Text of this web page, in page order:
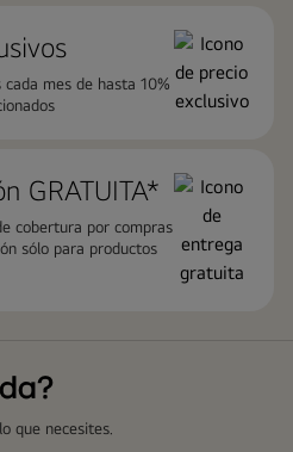
mes de hasta 10%
​GRATUITA*
cobertura por compras
sólo para productos
que necesites.